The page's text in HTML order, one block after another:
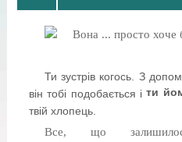
Ти зустрів когось. З
він тобі подобається іти
твій хлопець.
Все, що